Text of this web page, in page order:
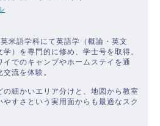
米語学科にて英語学（概論・英文
）を専門的に修め、学士号を取得。
でのキャンプやホームステイを通
流を体験。
の細かいエリア分けと、地図から教室
すさという実用面からも最適なスク